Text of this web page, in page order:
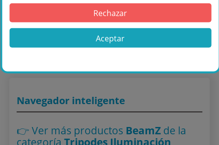
Comprar beamZ LS30T Soporte de
iluminacion 3.5 m 25kg T-bar 180617 en
Másquesonido con envío rápido
Lo encuentras también en: ,Tripodes Iluminación,
Navegador inteligente
👉 Ver más productos BeamZde la
categoría Tripodes Iluminación
Rechazar
Aceptar